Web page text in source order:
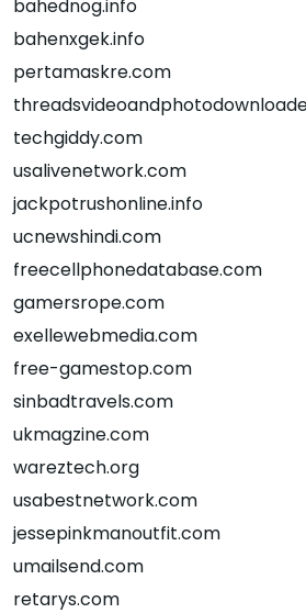
bahednog.info
bahenxgek.info
pertamaskre.com
techgiddy.com
usalivenetwork.com
jackpotrushonline.info
ucnewshindi.com
freecellphonedatabase.com
gamersrope.com
exellewebmedia.com
free-gamestop.com
sinbadtravels.com
ukmagzine.com
wareztech.org
usabestnetwork.com
jessepinkmanoutfit.com
umailsend.com
retarys.com